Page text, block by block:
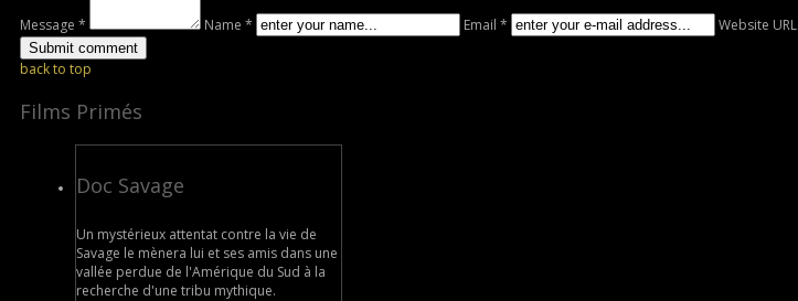
Message * Name * Email * Website URL
back to top
Films Primés
Doc Savage
Un mystérieux attentat contre la vie de
Savage le mènera lui et ses amis dans une
vallée perdue de l'Amérique du Sud à la
recherche d'une tribu mythique.